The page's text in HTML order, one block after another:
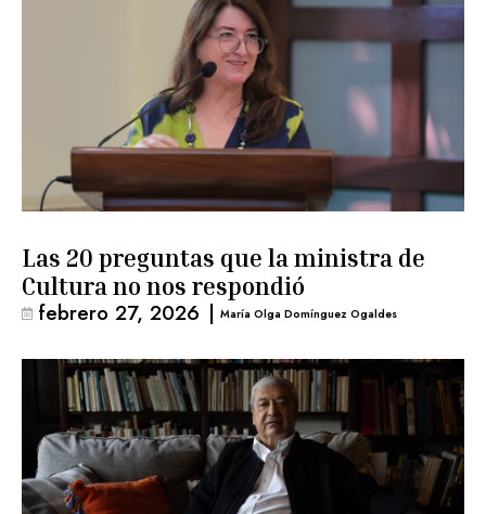
Las 20 preguntas que la ministra de
Cultura no nos respondió
febrero 27, 2026 | María Olga Domínguez Ogaldes